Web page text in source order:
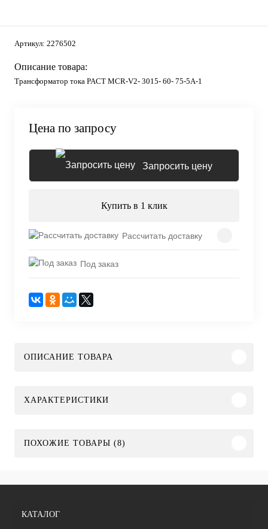
Артикул: 2276502
Описание товара:
Трансформатор тока PACT MCR-V2- 3015- 60- 75-5A-1
Цена по запросу
Запросить цену
Купить в 1 клик
Рассчитать доставку
Под заказ
ОПИСАНИЕ ТОВАРА
ХАРАКТЕРИСТИКИ
ПОХОЖИЕ ТОВАРЫ (8)
КАТАЛОГ